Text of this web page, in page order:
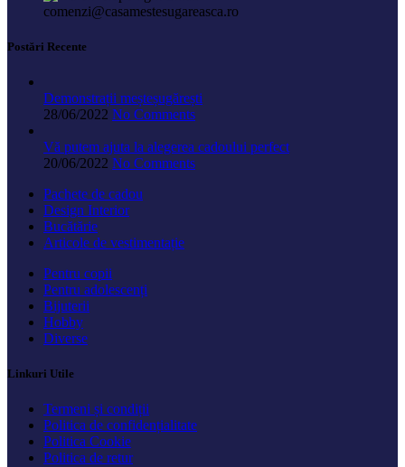
comenzi@casamestesugareasca.ro
Postări Recente
Demonstrații meșteșugărești
28/06/2022 No Comments
Vă putem ajuta la alegerea cadoului perfect
20/06/2022 No Comments
Pachete de cadou
Design Interior
Bucătărie
Articole de vestimentație
Pentru copii
Pentru adolescenți
Bijuterii
Hobby
Diverse
Linkuri Utile
Termeni și condiții
Politica de confidențialitate
Politica Cookie
Politica de retur